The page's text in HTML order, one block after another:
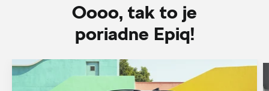
Oooo, tak to je
poriadne Epiq!